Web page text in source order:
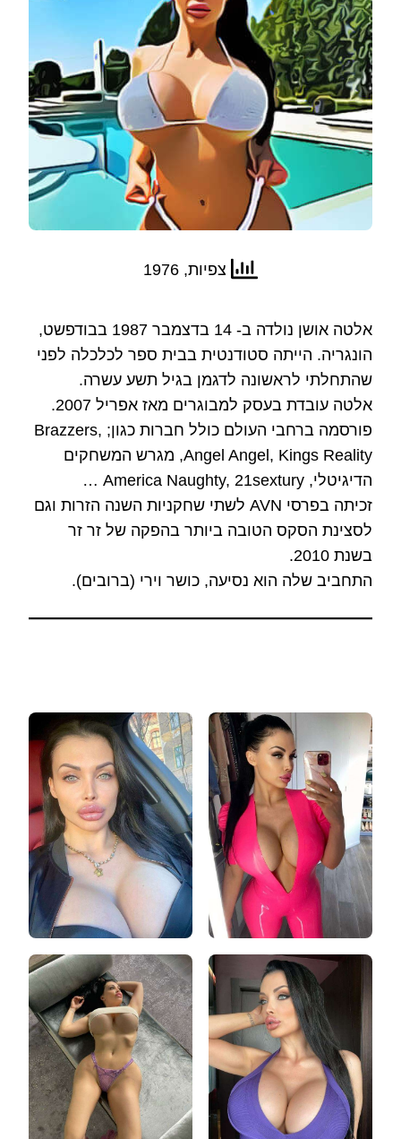
צפיות, 1976
אלטה אושן נולדה ב- 14 בדצמבר 1987 בבודפשט,
הונגריה. הייתה סטודנטית בבית ספר לכלכלה לפני
שהתחלתי לראשונה לדגמן בגיל תשע עשרה.
אלטה עובדת בעסק למבוגרים מאז אפריל 2007.
פורסמה ברחבי העולם כולל חברות כגון; Brazzers,
Angel Angel, Kings Reality, מגרש המשחקים
הדיגיטלי, America Naughty, 21sextury …
זכיתה בפרסי AVN לשתי שחקניות השנה הזרות וגם
לסצינת הסקס הטובה ביותר בהפקה של זר זר
בשנת 2010.
התחביב שלה הוא נסיעה, כושר וירי (ברובים).